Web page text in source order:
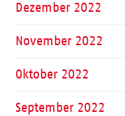
Dezember 2022
November 2022
Oktober 2022
September 2022